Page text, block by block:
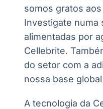
somos gratos
Investigate numa
alimentadas por
Cellebrite.
do setor com a
nossa base
A tecnologia da